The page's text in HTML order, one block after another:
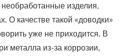
изделия,
О качестве такой «доводки»
уже не приходится. В
металла из-за коррозии,